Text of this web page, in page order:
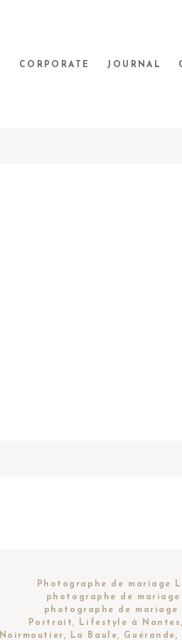
CORPORATE JOURNAL
Photographe de mariage
photographe de
photographe de mariage
Portrait, Lifestyle à Nantes,
Noirmoutier, La Baule,